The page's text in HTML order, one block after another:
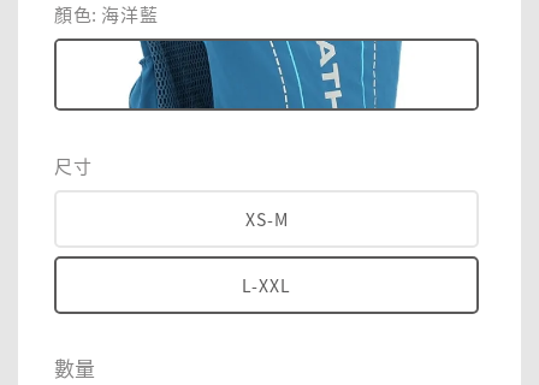
顏色: 海洋藍
尺寸
XS-M
L-XXL
數量